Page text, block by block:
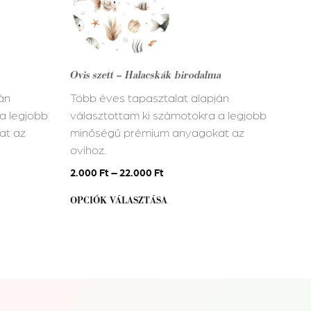
legjobb
az
Ovis szett – Halacskák birodalma
Több éves tapasztalat alapján
választottam ki számotokra a legjobb
minőségű prémium anyagokat az
ovihoz.
2.000 Ft–22.000 Ft
OPCIÓK VÁLASZTÁSA
több
variációja
van.
változatok
a
termékoldalon
választhatók
ki